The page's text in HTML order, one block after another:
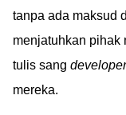
tanpa ada maksud
menjatuhkan pihak
tulis sang developer
mereka.